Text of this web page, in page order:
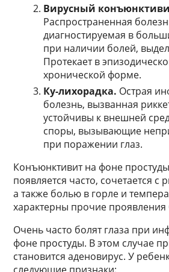
Вирусный
Распространенная
диагностируемая в
при наличии болей,
Протекает в
хронической форме.
Ку-лихорадка. Острая
болезнь, вызванная
устойчивы к внешней
споры, вызывающие
при поражении глаз.
Конъюнктивит на фоне
появляется часто, сочетается
а также болью в горле и
характерны прочие
Очень часто болят глаза при
фоне простуды. В этом случае
становится аденовирус. У